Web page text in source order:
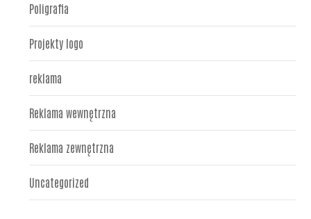
Poligrafia
Projekty logo
reklama
Reklama wewnętrzna
Reklama zewnętrzna
Uncategorized